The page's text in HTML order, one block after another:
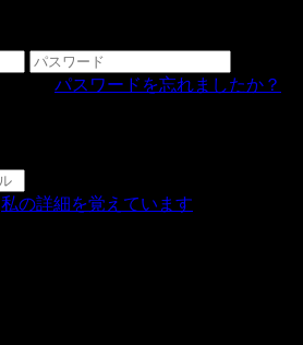
パスワードを忘れましたか？
私の詳細を覚えています